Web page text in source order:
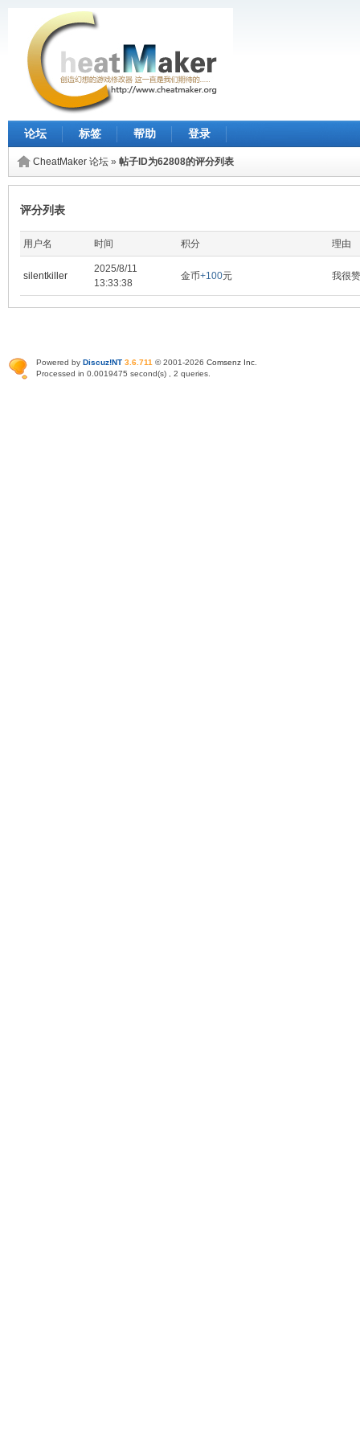
论坛 标签 帮助 登录
CheatMaker 论坛 » 帖子ID为62808的评分列表
评分列表
用户名 时间 积分 理由
silentkiller
2025/8/11
13:33:38
金币+100元 我很
Powered by Discuz!NT 3.6.711 © 2001-2026 Comsenz Inc
Processed in 0.0019475 second(s) , 2 queries.